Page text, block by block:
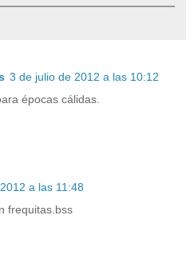
3 de julio de 2012 a las 10:12
épocas cálidas.
a las 11:48
frequitas.bss